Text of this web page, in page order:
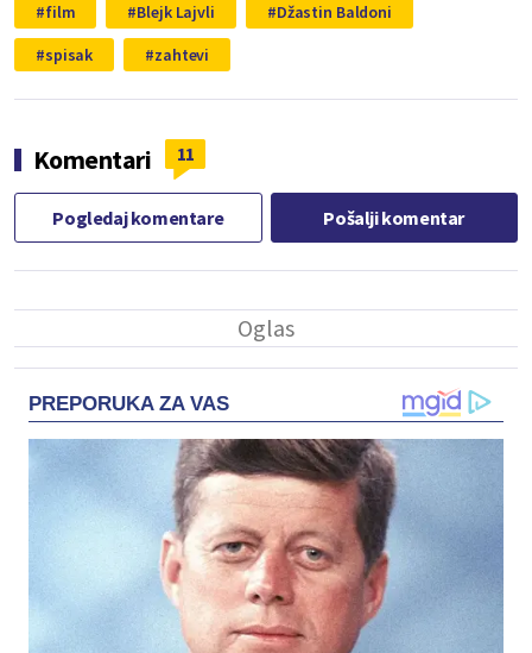
film Blejk Lajvli
Džastin Baldoni
spisak
zahtevi
Komentari 11
Pogledaj komentare Pošalji komentar
PREPORUKA ZA VAS